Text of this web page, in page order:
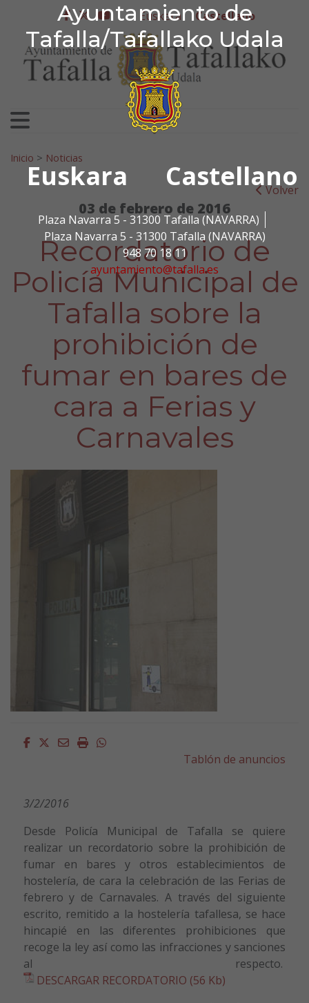
Ayuntamiento de
Tafalla/Tafallako Udala
Euskara Castellano
Plaza Navarra 5 - 31300 Tafalla (NAVARRA)
Plaza Navarra 5 - 31300 Tafalla (NAVARRA)
948 70 18 11
ayuntamiento@tafalla.es
Ir al contenido
Ayuntamiento de
facebook
twitter
youtube
Euskera Castellano
Search for:
Inicio > Noticias
Volver
03 de febrero de 2016
Recordatorio de
Policía Municipal de
Tafalla sobre la
prohibición de
fumar en bares de
cara a Ferias y
Carnavales
Facebook
Twitter
EmailImprimirWhatsapp
Tablón de anuncios
3/2/2016
Desde Policía Municipal de Tafalla se quiere
realizar un recordatorio sobre la prohibición de
fumar en bares y otros establecimientos de
hostelería, de cara la celebración de las Ferias de
febrero y de Carnavales. A través del siguiente
escrito, remitido a la hostelería tafallesa, se hace
hincapié en las diferentes prohibiciones que
recoge la ley así como las infracciones y sanciones
al respecto.
DESCARGAR RECORDATORIO (56 Kb)